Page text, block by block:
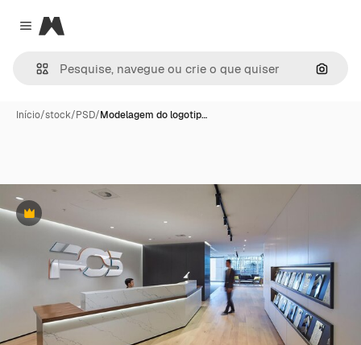
Close menu
Magnific
Início/stock/PSD/Modelagem do logotip…
Premium